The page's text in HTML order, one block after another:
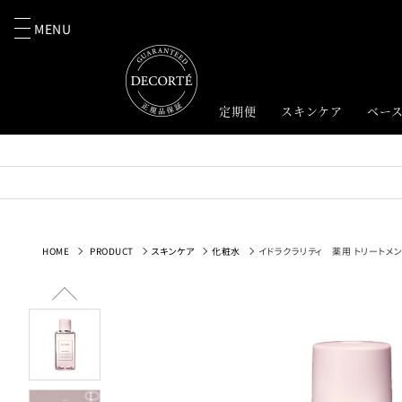
MENU
定期便 スキンケア ベー
HOME PRODUCT スキンケア 化粧水 イドラクラリティ 薬用 トリートメ